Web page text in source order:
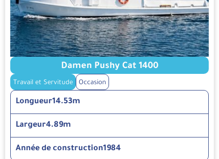
Damen Pushy Cat 1400
Travail et Servitude Occasion
Longueur14.53m
Largeur4.89m
Année de construction1984